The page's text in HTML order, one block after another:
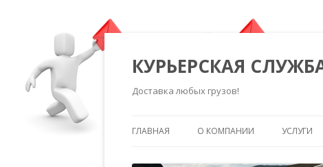
КУРЬЕРСКАЯ
Доставка любых грузов!
ГЛАВНАЯ О КОМПАНИИ УСЛУГИ